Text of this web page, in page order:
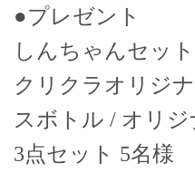
●プレゼント
しんちゃんセット
クリクラオリジ
スボトル / オリ
3点セット 5名様